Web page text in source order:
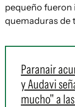
pequeño fueron
quemaduras de
Paranair
y Audavi
mucho" a